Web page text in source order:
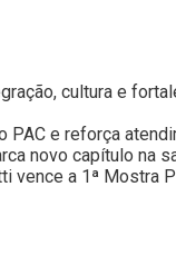
cultura e
e reforça
novo capítulo na
vence a 1ª Mostra